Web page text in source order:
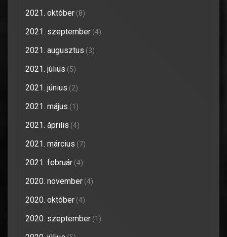
2021. október (8)
2021. szeptember (4)
2021. augusztus (3)
2021. július (5)
2021. június (2)
2021. május (1)
2021. április (4)
2021. március (7)
2021. február (4)
2020. november (4)
2020. október (4)
2020. szeptember (1)